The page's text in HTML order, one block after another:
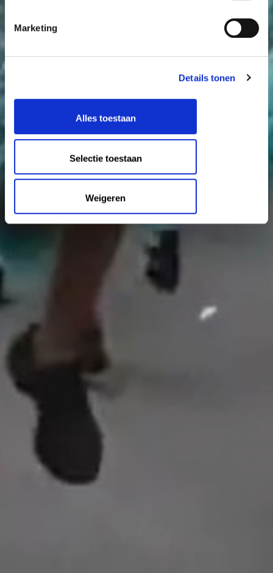
Marketing
Details tonen
Alles toestaan
Selectie toestaan
Weigeren